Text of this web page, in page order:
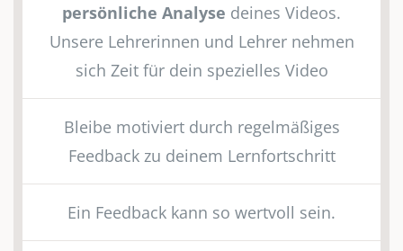
persönliche Analyse deines Videos.
Unsere Lehrerinnen und Lehrer nehmen
sich Zeit für dein spezielles Video
Bleibe motiviert durch regelmäßiges
Feedback zu deinem Lernfortschritt
Ein Feedback kann so wertvoll sein.